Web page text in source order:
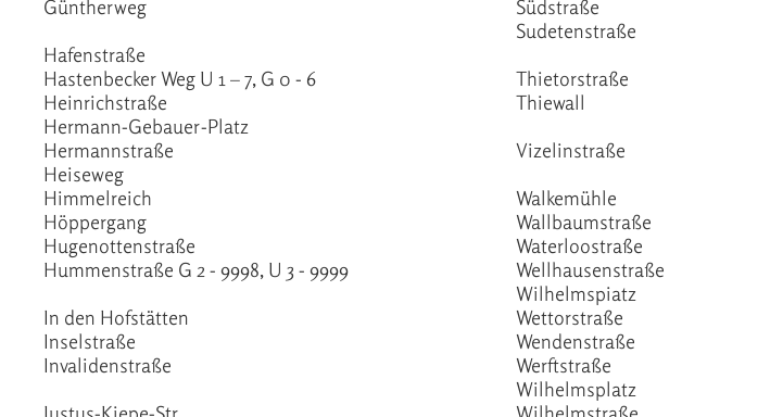
Güntherweg
Hafenstraße
Hastenbecker Weg U 1 – 7, G 0 - 6
Heinrichstraße
Hermann-Gebauer-Platz
Hermannstraße
Heiseweg
Himmelreich
Höppergang
Hugenottenstraße
Hummenstraße G 2 - 9998, U 3 - 9999
In den Hofstätten
Inselstraße
Invalidenstraße
Justus-Kiepe-Str.
Südstraße
Sudetenstraße
Thietorstraße
Thiewall
Vizelinstraße
Walkemühle
Wallbaumstraße
Waterloostraße
Wellhausenstraße
Wilhelmspiatz
Wettorstraße
Wendenstraße
Werftstraße
Wilhelmsplatz
Wilhelmstraße